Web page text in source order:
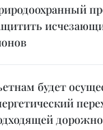
будет